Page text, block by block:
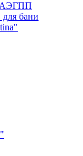
АЭГПП
бани